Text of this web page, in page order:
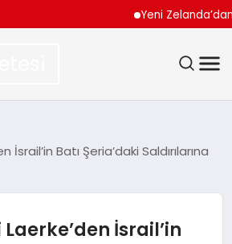
Yeni Zelanda’dan
İsrail’in Batı Şeria’daki Saldırılarına
İsrail’in